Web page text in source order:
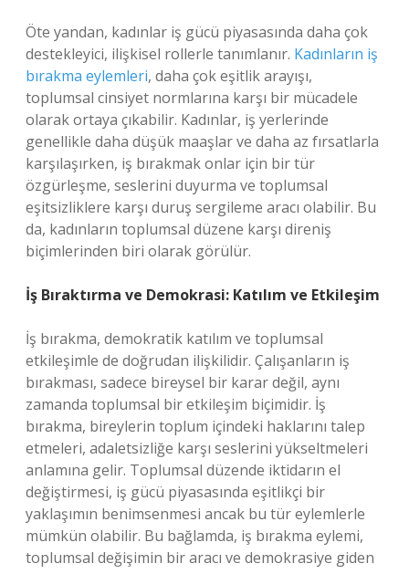
Öte yandan, kadınlar iş gücü piyasasında daha çok
destekleyici, ilişkisel rollerle tanımlanır. Kadınların iş
bırakma eylemleri, daha çok eşitlik arayışı,
toplumsal cinsiyet normlarına karşı bir mücadele
olarak ortaya çıkabilir. Kadınlar, iş yerlerinde
genellikle daha düşük maaşlar ve daha az fırsatlarla
karşılaşırken, iş bırakmak onlar için bir tür
özgürleşme, seslerini duyurma ve toplumsal
eşitsizliklere karşı duruş sergileme aracı olabilir. Bu
da, kadınların toplumsal düzene karşı direniş
biçimlerinden biri olarak görülür.
İş Bıraktırma ve Demokrasi: Katılım ve Etkileşim
İş bırakma, demokratik katılım ve toplumsal
etkileşimle de doğrudan ilişkilidir. Çalışanların iş
bırakması, sadece bireysel bir karar değil, aynı
zamanda toplumsal bir etkileşim biçimidir. İş
bırakma, bireylerin toplum içindeki haklarını talep
etmeleri, adaletsizliğe karşı seslerini yükseltmeleri
anlamına gelir. Toplumsal düzende iktidarın el
değiştirmesi, iş gücü piyasasında eşitlikçi bir
yaklaşımın benimsenmesi ancak bu tür eylemlerle
mümkün olabilir. Bu bağlamda, iş bırakma eylemi,
toplumsal değişimin bir aracı ve demokrasiye giden